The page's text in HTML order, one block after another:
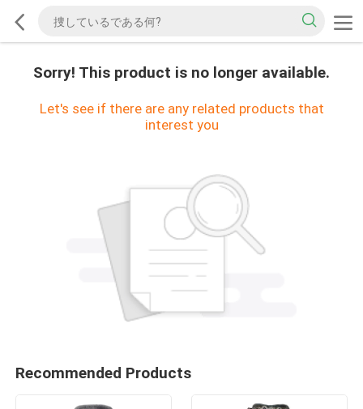
Sorry! This product is no longer available.
Let's see if there are any related products that
interest you
Recommended Products